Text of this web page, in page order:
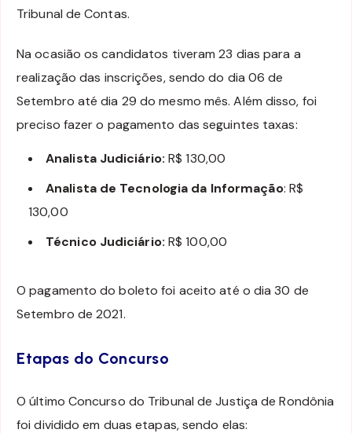
Tribunal de Contas.
Na ocasião os candidatos tiveram 23 dias para a
realização das inscrições, sendo do dia 06 de
Setembro até dia 29 do mesmo mês. Além disso, foi
preciso fazer o pagamento das seguintes taxas:
Analista Judiciário:R$ 130,00
Analista de Tecnologia da Informação: R$
130,00
Técnico Judiciário: R$ 100,00
O pagamento do boleto foi aceito até o dia 30 de
Setembro de 2021.
Etapas do Concurso
O último Concurso do Tribunal de Justiça de Rondônia
foi dividido em duas etapas, sendo elas: